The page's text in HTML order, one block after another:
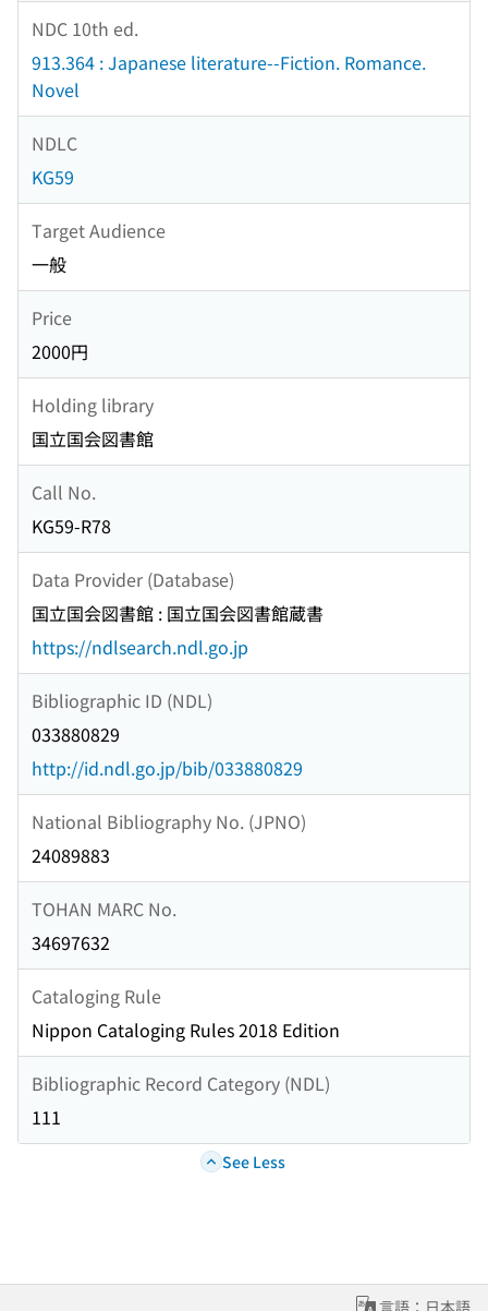
NDC 10th ed.
913.364 : Japanese literature--Fiction. Romance.
Novel
NDLC
KG59
Target Audience
一般
Price
2000円
Holding library
国立国会図書館
Call No.
KG59-R78
Data Provider (Database)
国立国会図書館 : 国立国会図書館蔵書
https://ndlsearch.ndl.go.jp
Bibliographic ID (NDL)
033880829
http://id.ndl.go.jp/bib/033880829
National Bibliography No. (JPNO)
24089883
TOHAN MARC No.
34697632
Cataloging Rule
Nippon Cataloging Rules 2018 Edition
Bibliographic Record Category (NDL)
111
See Less